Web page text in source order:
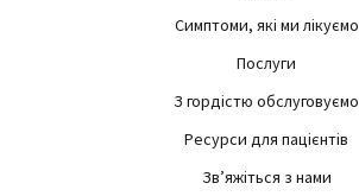
Симптоми, які ми лікуємо
Послуги
З гордістю обслуговуємо
Ресурси для пацієнтів
Зв’яжіться з нами